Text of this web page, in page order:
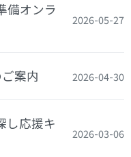
備オンラ
2026-05-27
案内 2026-04-30
し応援キ
2026-03-06